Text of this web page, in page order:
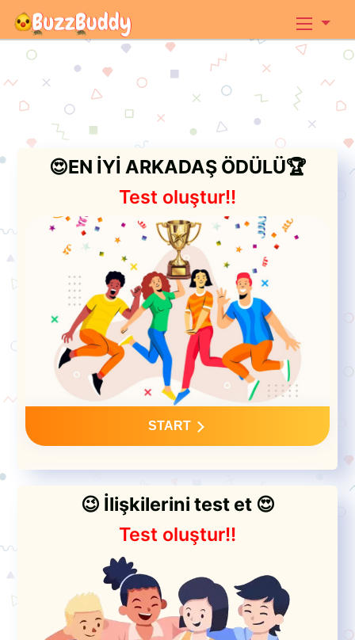
😍EN İYİ ARKADAŞ ÖDÜLÜ🏆
Test oluştur!!
START
😉 İlişkilerini test et 😍
Test oluştur!!